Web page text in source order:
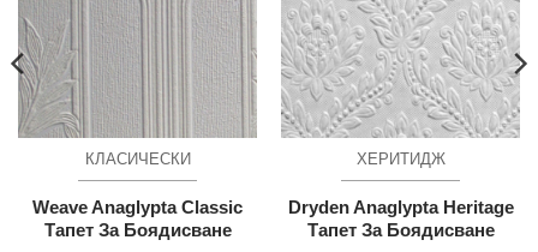
КЛАСИЧЕСКИ
Weave Anaglypta Classic
Тапет За Боядисване
ХЕРИТИДЖ
Dryden Anaglypta Heritage
Тапет За Боядисване